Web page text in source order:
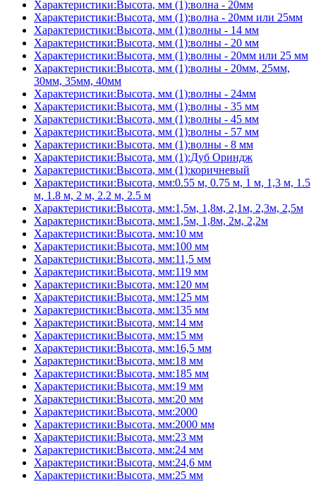
Характеристики:Высота, мм (1):волна - 20мм
Характеристики:Высота, мм (1):волна - 20мм или 25мм
Характеристики:Высота, мм (1):волны - 14 мм
Характеристики:Высота, мм (1):волны - 20 мм
Характеристики:Высота, мм (1):волны - 20мм или 25 мм
Характеристики:Высота, мм (1):волны - 20мм, 25мм,
30мм, 35мм, 40мм
Характеристики:Высота, мм (1):волны - 24мм
Характеристики:Высота, мм (1):волны - 35 мм
Характеристики:Высота, мм (1):волны - 45 мм
Характеристики:Высота, мм (1):волны - 57 мм
Характеристики:Высота, мм (1):волны - 8 мм
Характеристики:Высота, мм (1):Дуб Ориндж
Характеристики:Высота, мм (1):коричневый
Характеристики:Высота, мм:0.55 м, 0.75 м, 1 м, 1,3 м, 1.5
м, 1.8 м, 2 м, 2.2 м, 2.5 м
Характеристики:Высота, мм:1,5м, 1,8м, 2,1м, 2,3м, 2,5м
Характеристики:Высота, мм:1,5м, 1,8м, 2м, 2,2м
Характеристики:Высота, мм:10 мм
Характеристики:Высота, мм:100 мм
Характеристики:Высота, мм:11,5 мм
Характеристики:Высота, мм:119 мм
Характеристики:Высота, мм:120 мм
Характеристики:Высота, мм:125 мм
Характеристики:Высота, мм:135 мм
Характеристики:Высота, мм:14 мм
Характеристики:Высота, мм:15 мм
Характеристики:Высота, мм:16,5 мм
Характеристики:Высота, мм:18 мм
Характеристики:Высота, мм:185 мм
Характеристики:Высота, мм:19 мм
Характеристики:Высота, мм:20 мм
Характеристики:Высота, мм:2000
Характеристики:Высота, мм:2000 мм
Характеристики:Высота, мм:23 мм
Характеристики:Высота, мм:24 мм
Характеристики:Высота, мм:24,6 мм
Характеристики:Высота, мм:25 мм